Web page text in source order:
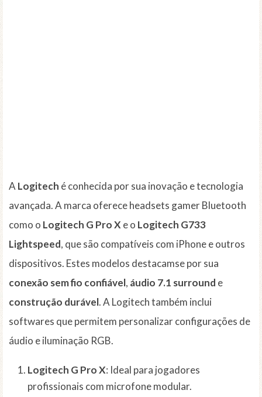
A Logitech é conhecida por sua inovação e tecnologia
avançada. A marca oferece headsets gamer Bluetooth
como o Logitech G Pro X e o Logitech G733
Lightspeed, que são compatíveis com iPhone e outros
dispositivos. Estes modelos destacamse por sua
conexão sem fio confiável, áudio 7.1 surround e
construção durável. A Logitech também inclui
softwares que permitem personalizar configurações de
áudio e iluminação RGB.
Logitech G Pro X: Ideal para jogadores
profissionais com microfone modular.